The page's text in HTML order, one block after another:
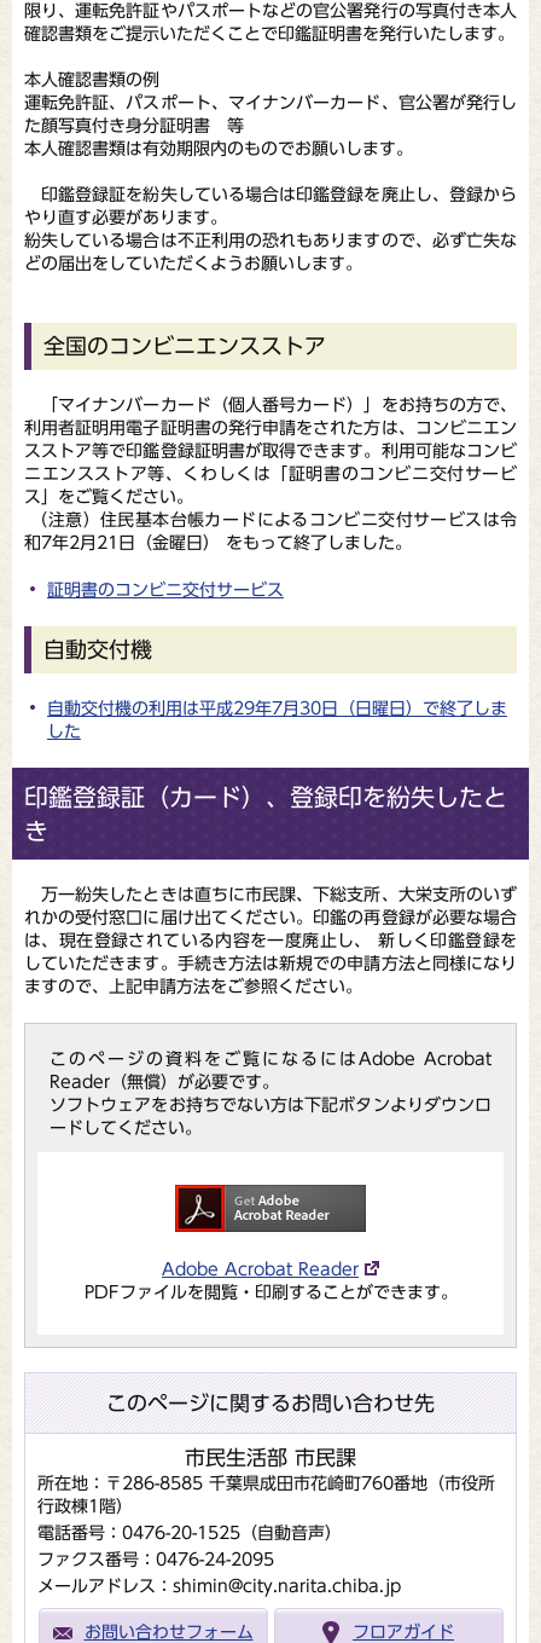
限り、運転免許証やパスポートなどの官公署発行の写真付き本人
確認書類をご提示いただくことで印鑑証明書を発行いたします。
本人確認書類の例
運転免許証、パスポート、マイナンバーカード、官公署が発行し
た顔写真付き身分証明書 等
本人確認書類は有効期限内のものでお願いします。
印鑑登録証を紛失している場合は印鑑登録を廃止し、登録から
やり直す必要があります。
紛失している場合は不正利用の恐れもありますので、必ず亡失な
どの届出をしていただくようお願いします。
全国のコンビニエンスストア
「マイナンバーカード（個人番号カード）」をお持ちの方で、
利用者証明用電子証明書の発行申請をされた方は、コンビニエン
スストア等で印鑑登録証明書が取得できます。利用可能なコンビ
ニエンスストア等、くわしくは「証明書のコンビニ交付サービ
ス」をご覧ください。
（注意）住民基本台帳カードによるコンビニ交付サービスは令
和7年2月21日（金曜日） をもって終了しました。
証明書のコンビニ交付サービス
自動交付機
自動交付機の利用は平成29年7月30日（日曜日）で終了しま
した
印鑑登録証（カード）、登録印を紛失したと
き
万一紛失したときは直ちに市民課、下総支所、大栄支所のいず
れかの受付窓口に届け出てください。印鑑の再登録が必要な場合
は、現在登録されている内容を一度廃止し、 新しく印鑑登録を
していただきます。手続き方法は新規での申請方法と同様になり
ますので、上記申請方法をご参照ください。
このページの資料をご覧になるにはAdobe Acrobat
Reader（無償）が必要です。
ソフトウェアをお持ちでない方は下記ボタンよりダウンロ
ードしてください。
Adobe Acrobat Reader
PDFファイルを閲覧・印刷することができます。
このページに関するお問い合わせ先
市民生活部 市民課
所在地：〒286-8585 千葉県成田市花崎町760番地（市役所
行政棟1階）
電話番号：0476-20-1525（自動音声）
ファクス番号：0476-24-2095
メールアドレス：shimin@city.narita.chiba.jp
お問い合わせフォーム フロアガイド